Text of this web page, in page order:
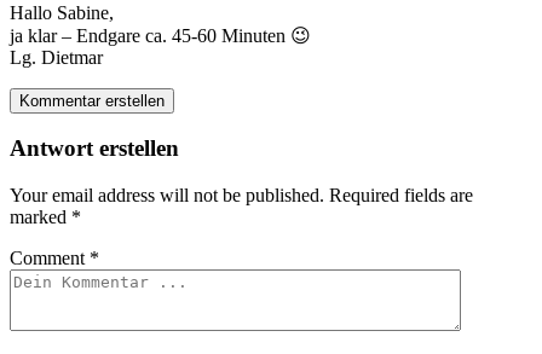
Hallo Sabine,
ja klar – Endgare ca. 45-60 Minuten 😉
Lg. Dietmar
Kommentar erstellen
Antwort erstellen
Your email address will not be published. Required fields are
marked *
Comment *